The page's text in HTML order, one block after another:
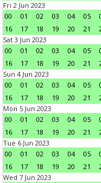
Fri 2 Jun 2023
00
01 02 03 04 05
16
17 18 19 20 21
Sat 3 Jun 2023
00
01 02 03 04 05
16
17 18 19 20 21
Sun 4 Jun 2023
00
01 02 03 04 05
16
17 18 19 20 21
Mon 5 Jun 2023
00
01 02 03 04 05
16
17 18 19 20 21
Tue 6 Jun 2023
00
01 02 03 04 05
16
17 18 19 20 21
Wed 7 Jun 2023